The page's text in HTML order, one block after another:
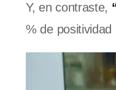
Y, en contraste,
% de positividad